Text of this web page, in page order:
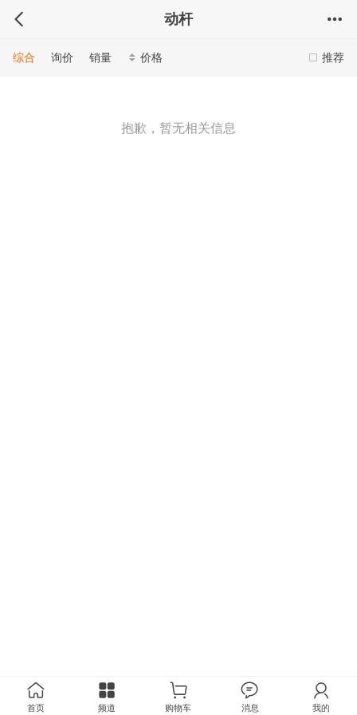
动杆
推荐
综合 询价 销量 价格
抱歉，暂无相关信息
首页 频道 购物车 消息 我的